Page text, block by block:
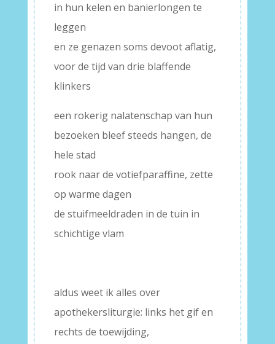
in hun kelen en banierlongen te
leggen
en ze genazen soms devoot aflatig,
voor de tijd van drie blaffende
klinkers
een rokerig nalatenschap van hun
bezoeken bleef steeds hangen, de
hele stad
rook naar de votiefparaffine, zette
op warme dagen
de stuifmeeldraden in de tuin in
schichtige vlam
aldus weet ik alles over
apothekersliturgie: links het gif en
rechts de toewijding,